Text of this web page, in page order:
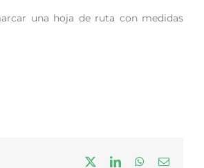
una hoja de ruta con medidas
LinkedInWhatsApp
Correo